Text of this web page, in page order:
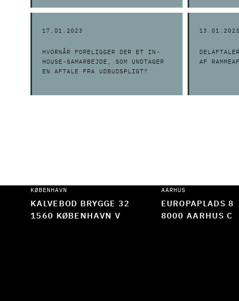
17.01.2023
HVORNÅR FORELIGGER DER ET IN-
HOUSE-SAMARBEJDE, SOM UNDTAGER
EN AFTALE FRA UDBUDSPLIGT?
13.01.2023
AF
KØBENHAVN
KALVEBOD BRYGGE 32
1560 KØBENHAVN V
AARHUS
EUROPAPLADS 8
8000 AARHUS C